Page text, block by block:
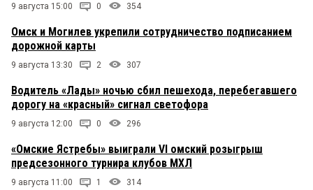
9 августа 15:00 0 354
Омск и Могилев укрепили сотрудничество подписанием
дорожной карты
9 августа 13:30 2 307
Водитель «Лады» ночью сбил пешехода, перебегавшего
дорогу на «красный» сигнал светофора
9 августа 12:00 0 296
«Омские Ястребы» выиграли VI омский розыгрыш
предсезонного турнира клубов МХЛ
9 августа 11:00 1 314